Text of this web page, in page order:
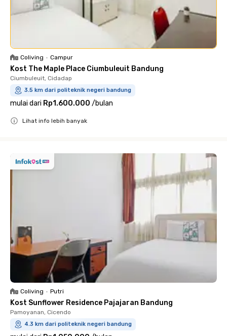
Coliving • Campur
Kost The Maple Place Ciumbuleuit Bandung
Ciumbuleuit, Cidadap
3.5 km dari politeknik negeri bandung
mulai dari Rp1.600.000 /bulan
Lihat info lebih banyak
Coliving • Putri
Kost Sunflower Residence Pajajaran Bandung
Pamoyanan, Cicendo
4.3 km dari politeknik negeri bandung